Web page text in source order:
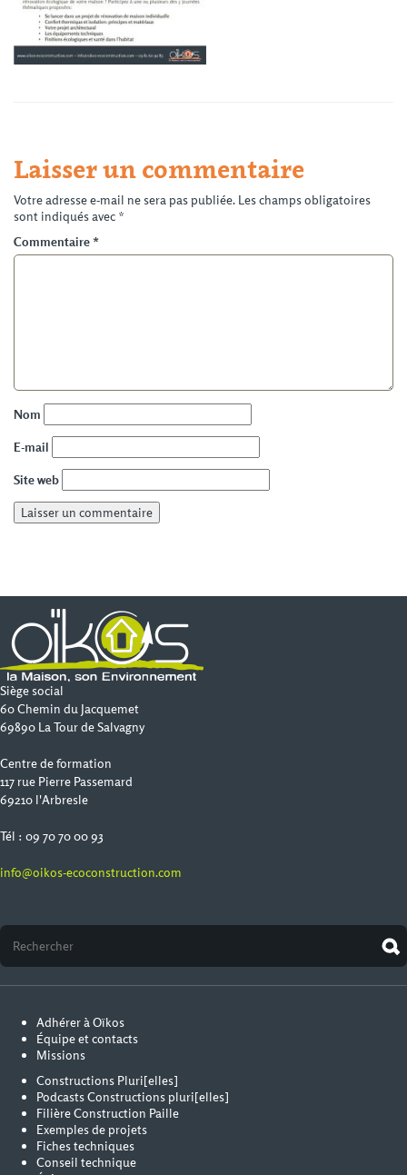
Laisser un commentaire
Votre adresse e-mail ne sera pas publiée. Les champs obligatoires
sont indiqués avec *
Commentaire *
Nom
E-mail
Site web
Siège social
60 Chemin du Jacquemet
69890 La Tour de Salvagny
Centre de formation
117 rue Pierre Passemard
69210 l'Arbresle
Tél : 09 70 70 00 93
info@oikos-ecoconstruction.com
Adhérer à Oïkos
Équipe et contacts
Missions
Constructions Pluri[elles]
Podcasts Constructions pluri[elles]
Filière Construction Paille
Exemples de projets
Fiches techniques
Conseil technique